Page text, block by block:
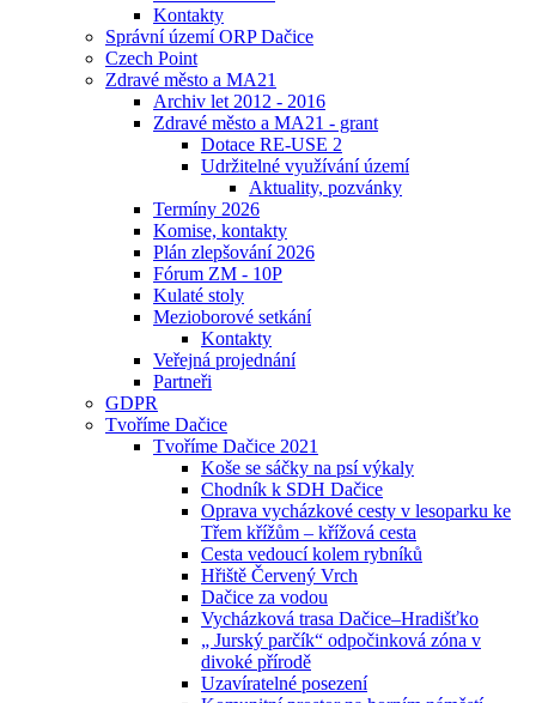
Kontakty
Správní území ORP Dačice
Czech Point
Zdravé město a MA21
Archiv let 2012 - 2016
Zdravé město a MA21 - grant
Dotace RE-USE 2
Udržitelné využívání území
Aktuality, pozvánky
Termíny 2026
Komise, kontakty
Plán zlepšování 2026
Fórum ZM - 10P
Kulaté stoly
Mezioborové setkání
Kontakty
Veřejná projednání
Partneři
GDPR
Tvoříme Dačice
Tvoříme Dačice 2021
Koše se sáčky na psí výkaly
Chodník k SDH Dačice
Oprava vycházkové cesty v lesoparku ke
Třem křížům – křížová cesta
Cesta vedoucí kolem rybníků
Hřiště Červený Vrch
Dačice za vodou
Vycházková trasa Dačice–Hradišťko
„ Jurský parčík“ odpočinková zóna v
divoké přírodě
Uzavíratelné posezení